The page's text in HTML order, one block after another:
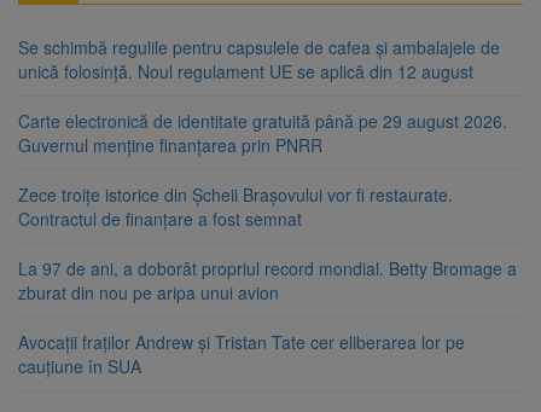
Se schimbă regulile pentru capsulele de cafea și ambalajele de
unică folosință. Noul regulament UE se aplică din 12 august
Carte electronică de identitate gratuită până pe 29 august 2026.
Guvernul menține finanțarea prin PNRR
Zece troițe istorice din Șcheii Brașovului vor fi restaurate.
Contractul de finanțare a fost semnat
La 97 de ani, a doborât propriul record mondial. Betty Bromage a
zburat din nou pe aripa unui avion
Avocații fraților Andrew și Tristan Tate cer eliberarea lor pe
cauțiune în SUA